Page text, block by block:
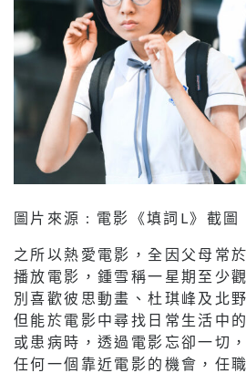
圖片來源 : 電影《填詞L》截圖
之所以熱愛電影，全因父母常
播放電影，鍾雪稱一星期至少
別喜歡彼思動畫、杜琪峰及北
但能於電影中尋找日常生活中
或患病時，透過電影忘卻一切
任何一個靠近電影的機會，任